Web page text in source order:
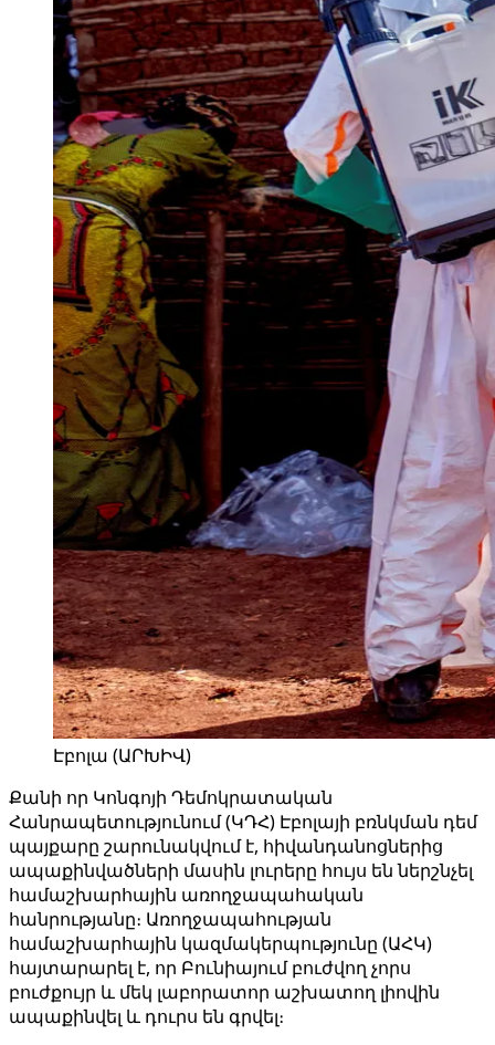
Էբոլա (ԱՐԽԻՎ)
Քանի որ Կոնգոյի Դեմոկրատական ​​
Հանրապետությունում (ԿԴՀ) Էբոլայի բռնկման դեմ
պայքարը շարունակվում է, հիվանդանոցներից
ապաքինվածների մասին լուրերը հույս են ներշնչել
համաշխարհային առողջապահական
հանրությանը։ Առողջապահության
համաշխարհային կազմակերպությունը (ԱՀԿ)
հայտարարել է, որ Բունիայում բուժվող չորս
բուժքույր և մեկ լաբորատոր աշխատող լիովին
ապաքինվել և դուրս են գրվել։